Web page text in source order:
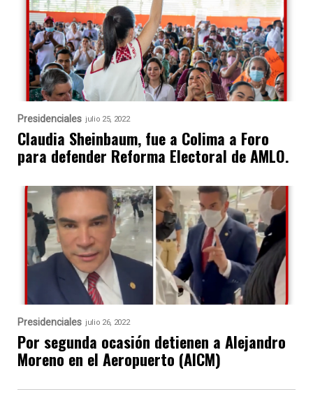
Presidenciales julio 25, 2022
Claudia Sheinbaum, fue a Colima a Foro
para defender Reforma Electoral de AMLO.
Presidenciales julio 26, 2022
Por segunda ocasión detienen a Alejandro
Moreno en el Aeropuerto (AICM)